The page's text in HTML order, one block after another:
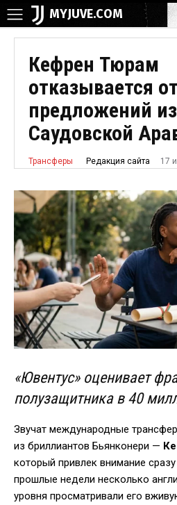
MYJUVE.COM
Кефрен Тюрам
отказывается от
предложений
Саудовской
Трансферы Редакция сайта 17
«Ювентус» оценивает
полузащитника в 40
Звучат международные
из бриллиантов Бьянконери —
который привлек внимание
прошлые недели несколько
уровня просматривали его